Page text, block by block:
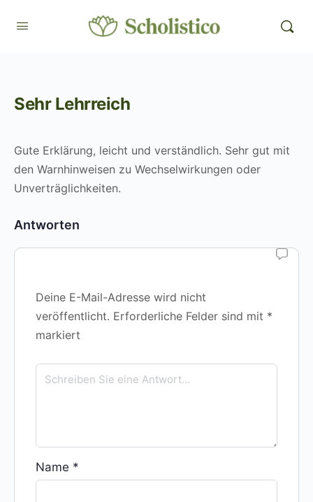
Sehr Lehrreich
Gute Erklärung, leicht und verständlich. Sehr gut mit
den Warnhinweisen zu Wechselwirkungen oder
Unverträglichkeiten.
Antworten
Deine E-Mail-Adresse wird nicht
veröffentlicht. Erforderliche Felder sind mit *
markiert
Name *